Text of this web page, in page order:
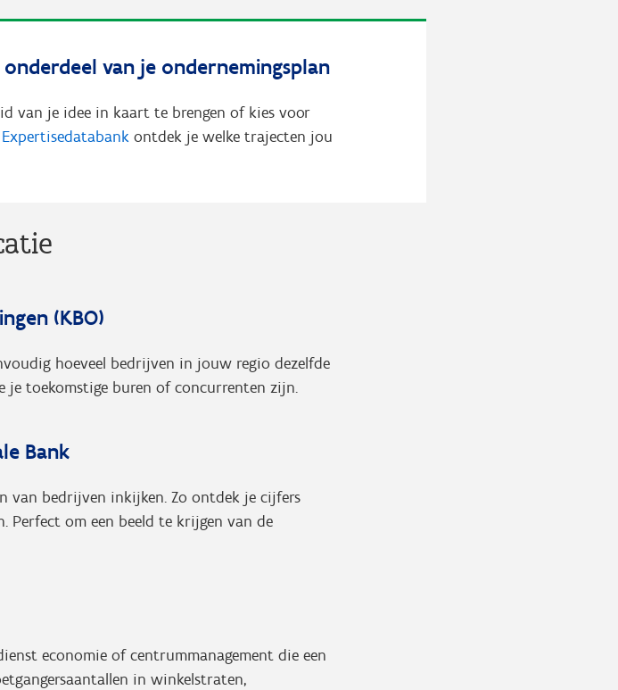
van je ondernemingsplan
van je idee in kaart te brengen of kies voor
Expertisedatabank ontdek je welke trajecten jou
(KBO)
hoeveel bedrijven in jouw regio dezelfde
toekomstige buren of concurrenten zijn.
Bank
van bedrijven inkijken. Zo ontdek je cijfers
Perfect om een beeld te krijgen van de
economie of centrummanagement die een
in winkelstraten,